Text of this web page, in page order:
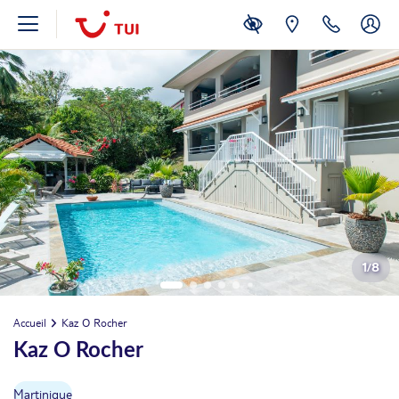
1/8
Accueil Kaz O Rocher
Kaz O Rocher
Martinique